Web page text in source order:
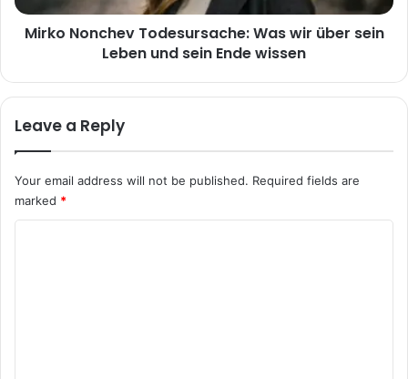
und
sein
Mirko Nonchev Todesursache: Was wir über sein
Leben und sein Ende wissen
Leave a Reply
Your email address will not be published. Required fields are
marked *